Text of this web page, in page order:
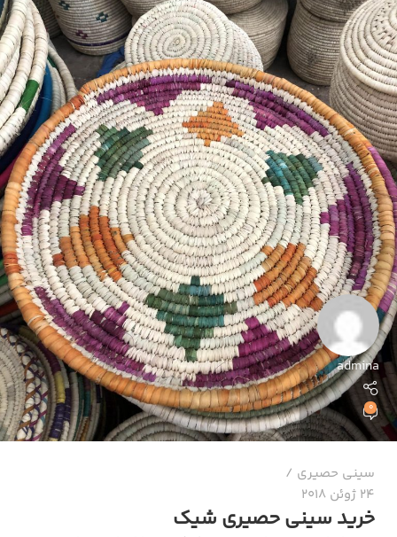
admina
0
سینی حصیری
24 ژوئن 2018
خرید سینی حصیری شیک